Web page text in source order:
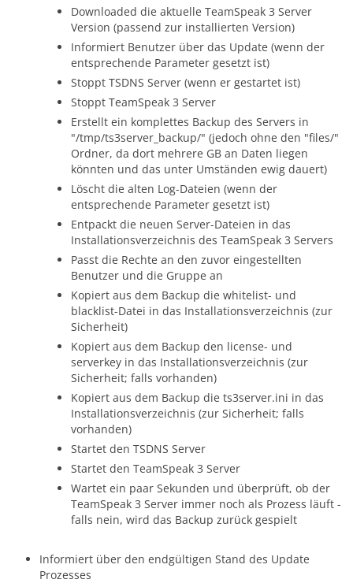
Downloaded die aktuelle TeamSpeak 3 Server
Version (passend zur installierten Version)
Informiert Benutzer über das Update (wenn der
entsprechende Parameter gesetzt ist)
Stoppt TSDNS Server (wenn er gestartet ist)
Stoppt TeamSpeak 3 Server
Erstellt ein komplettes Backup des Servers in
"/tmp/ts3server_backup/" (jedoch ohne den "files/"
Ordner, da dort mehrere GB an Daten liegen
könnten und das unter Umständen ewig dauert)
Löscht die alten Log-Dateien (wenn der
entsprechende Parameter gesetzt ist)
Entpackt die neuen Server-Dateien in das
Installationsverzeichnis des TeamSpeak 3 Servers
Passt die Rechte an den zuvor eingestellten
Benutzer und die Gruppe an
Kopiert aus dem Backup die whitelist- und
blacklist-Datei in das Installationsverzeichnis (zur
Sicherheit)
Kopiert aus dem Backup den license- und
serverkey in das Installationsverzeichnis (zur
Sicherheit; falls vorhanden)
Kopiert aus dem Backup die ts3server.ini in das
Installationsverzeichnis (zur Sicherheit; falls
vorhanden)
Startet den TSDNS Server
Startet den TeamSpeak 3 Server
Wartet ein paar Sekunden und überprüft, ob der
TeamSpeak 3 Server immer noch als Prozess läuft -
falls nein, wird das Backup zurück gespielt
Informiert über den endgültigen Stand des Update
Prozesses